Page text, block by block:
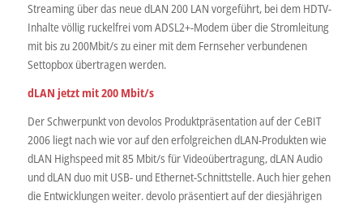
Streaming über das neue dLAN 200 LAN vorgeführt, bei dem HDTV-
Inhalte völlig ruckelfrei vom ADSL2+-Modem über die Stromleitung
mit bis zu 200Mbit/s zu einer mit dem Fernseher verbundenen
Settopbox übertragen werden.
dLAN jetzt mit 200 Mbit/s
Der Schwerpunkt von devolos Produktpräsentation auf der CeBIT
2006 liegt nach wie vor auf den erfolgreichen dLAN-Produkten wie
dLAN Highspeed mit 85 Mbit/s für Videoübertragung, dLAN Audio
und dLAN duo mit USB- und Ethernet-Schnittstelle. Auch hier gehen
die Entwicklungen weiter. devolo präsentiert auf der diesjährigen